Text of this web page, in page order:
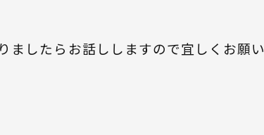
ましたらお話ししますので宜しくお願い